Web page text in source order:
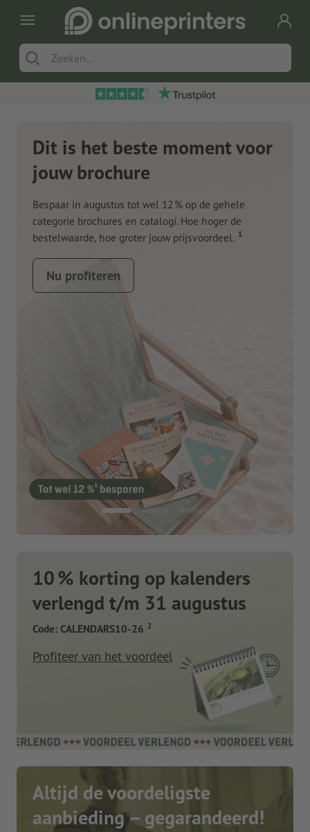
Dit is het beste moment voor
jouw brochure
Bespaar in augustus tot wel 12 % op de gehele
categorie brochures en catalogi. Hoe hoger de
bestelwaarde, hoe groter jouw prijsvoordeel. 1
Nu profiteren
10 % korting op kalenders
verlengd t/m 31 augustus
Code: CALENDARS10-26 2
Profiteer van het voordeel
Altijd de voordeligste
aanbieding – gegarandeerd!